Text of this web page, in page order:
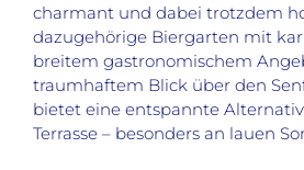
charmant und dabei trotzdem
dazugehörige Biergarten mit
breitem gastronomischem
traumhaftem Blick über den
bietet eine entspannte
Terrasse – besonders an lauen